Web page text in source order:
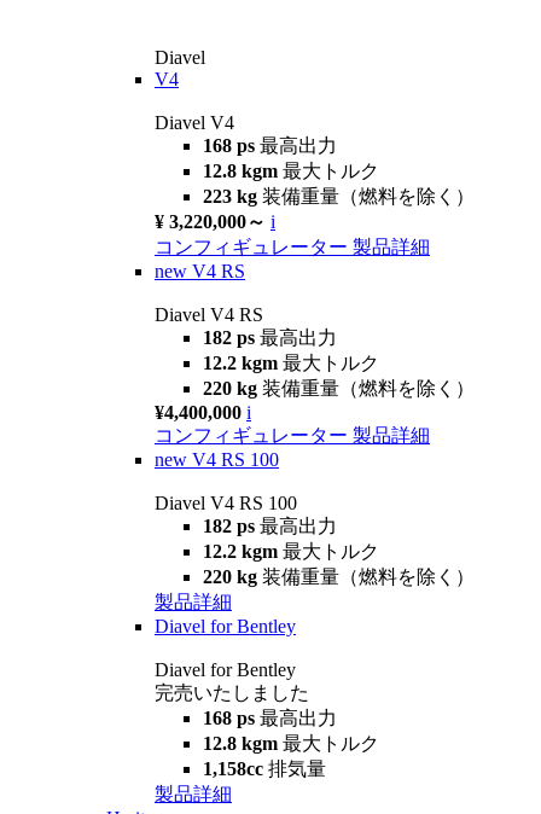
Diavel
V4
Diavel V4
168 ps 最高出力
12.8 kgm 最大トルク
223 kg 装備重量（燃料を除く）
¥ 3,220,000～ i
コンフィギュレーター 製品詳細
new V4 RS
Diavel V4 RS
182 ps 最高出力
12.2 kgm 最大トルク
220 kg 装備重量（燃料を除く）
¥4,400,000 i
コンフィギュレーター 製品詳細
new V4 RS 100
Diavel V4 RS 100
182 ps 最高出力
12.2 kgm 最大トルク
220 kg 装備重量（燃料を除く）
製品詳細
Diavel for Bentley
Diavel for Bentley
完売いたしました
168 ps 最高出力
12.8 kgm 最大トルク
1,158cc 排気量
製品詳細